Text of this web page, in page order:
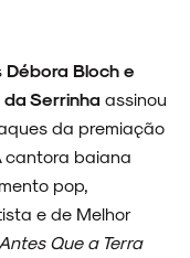
Débora Bloch e
da Serrinha assinou
da premiação
cantora baiana
pop,
e de Melhor
Antes Que a Terra